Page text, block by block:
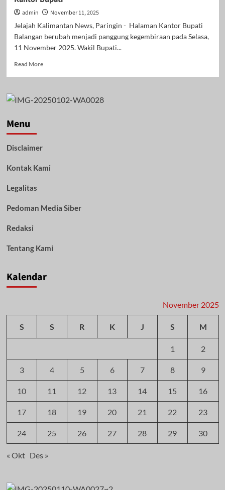
admin
November 11, 2025
Jelajah Kalimantan News, Paringin - Halaman Kantor Bupati
Balangan berubah menjadi panggung kegembiraan pada Selasa,
11 November 2025. Wakil Bupati...
Read MoreRead
Borong
36,
Akhmad
Muda
Bupati
Menu
Disclaimer
Kontak Kami
Legalitas
Pedoman Media Siber
Redaksi
Tentang Kami
Kalendar
November 2025
S S R K J S M
1 2
3 4 5 6 7 8 9
10 11 12 13 14 15 16
17 18 19 20 21 22 23
24 25 26 27 28 29 30
« Okt Des »